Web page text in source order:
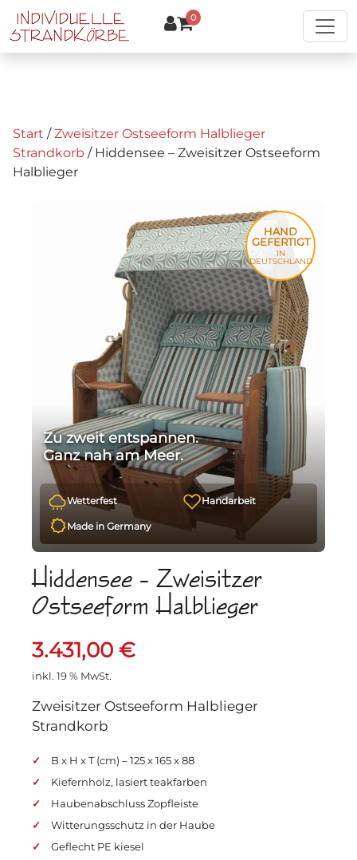
Zum Hauptinhalt springen
0
Start /Zweisitzer Ostseeform Halblieger
Strandkorb / Hiddensee – Zweisitzer Ostseeform
Halblieger
HAND
GEFERTIGT
IN
DEUTSCHLAND
Zu zweit entspannen.
Ganz nah am Meer.
Wetterfest Handarbeit
Made in Germany
Hiddensee – Zweisitzer
Ostseeform Halblieger
3.431,00 €
inkl. 19 % MwSt.
Zweisitzer Ostseeform Halblieger
Strandkorb
B x H x T (cm) – 125 x 165 x 88
Kiefernholz, lasiert teakfarben
Haubenabschluss Zopfleiste
Witterungsschutz in der Haube
Geflecht PE kiesel